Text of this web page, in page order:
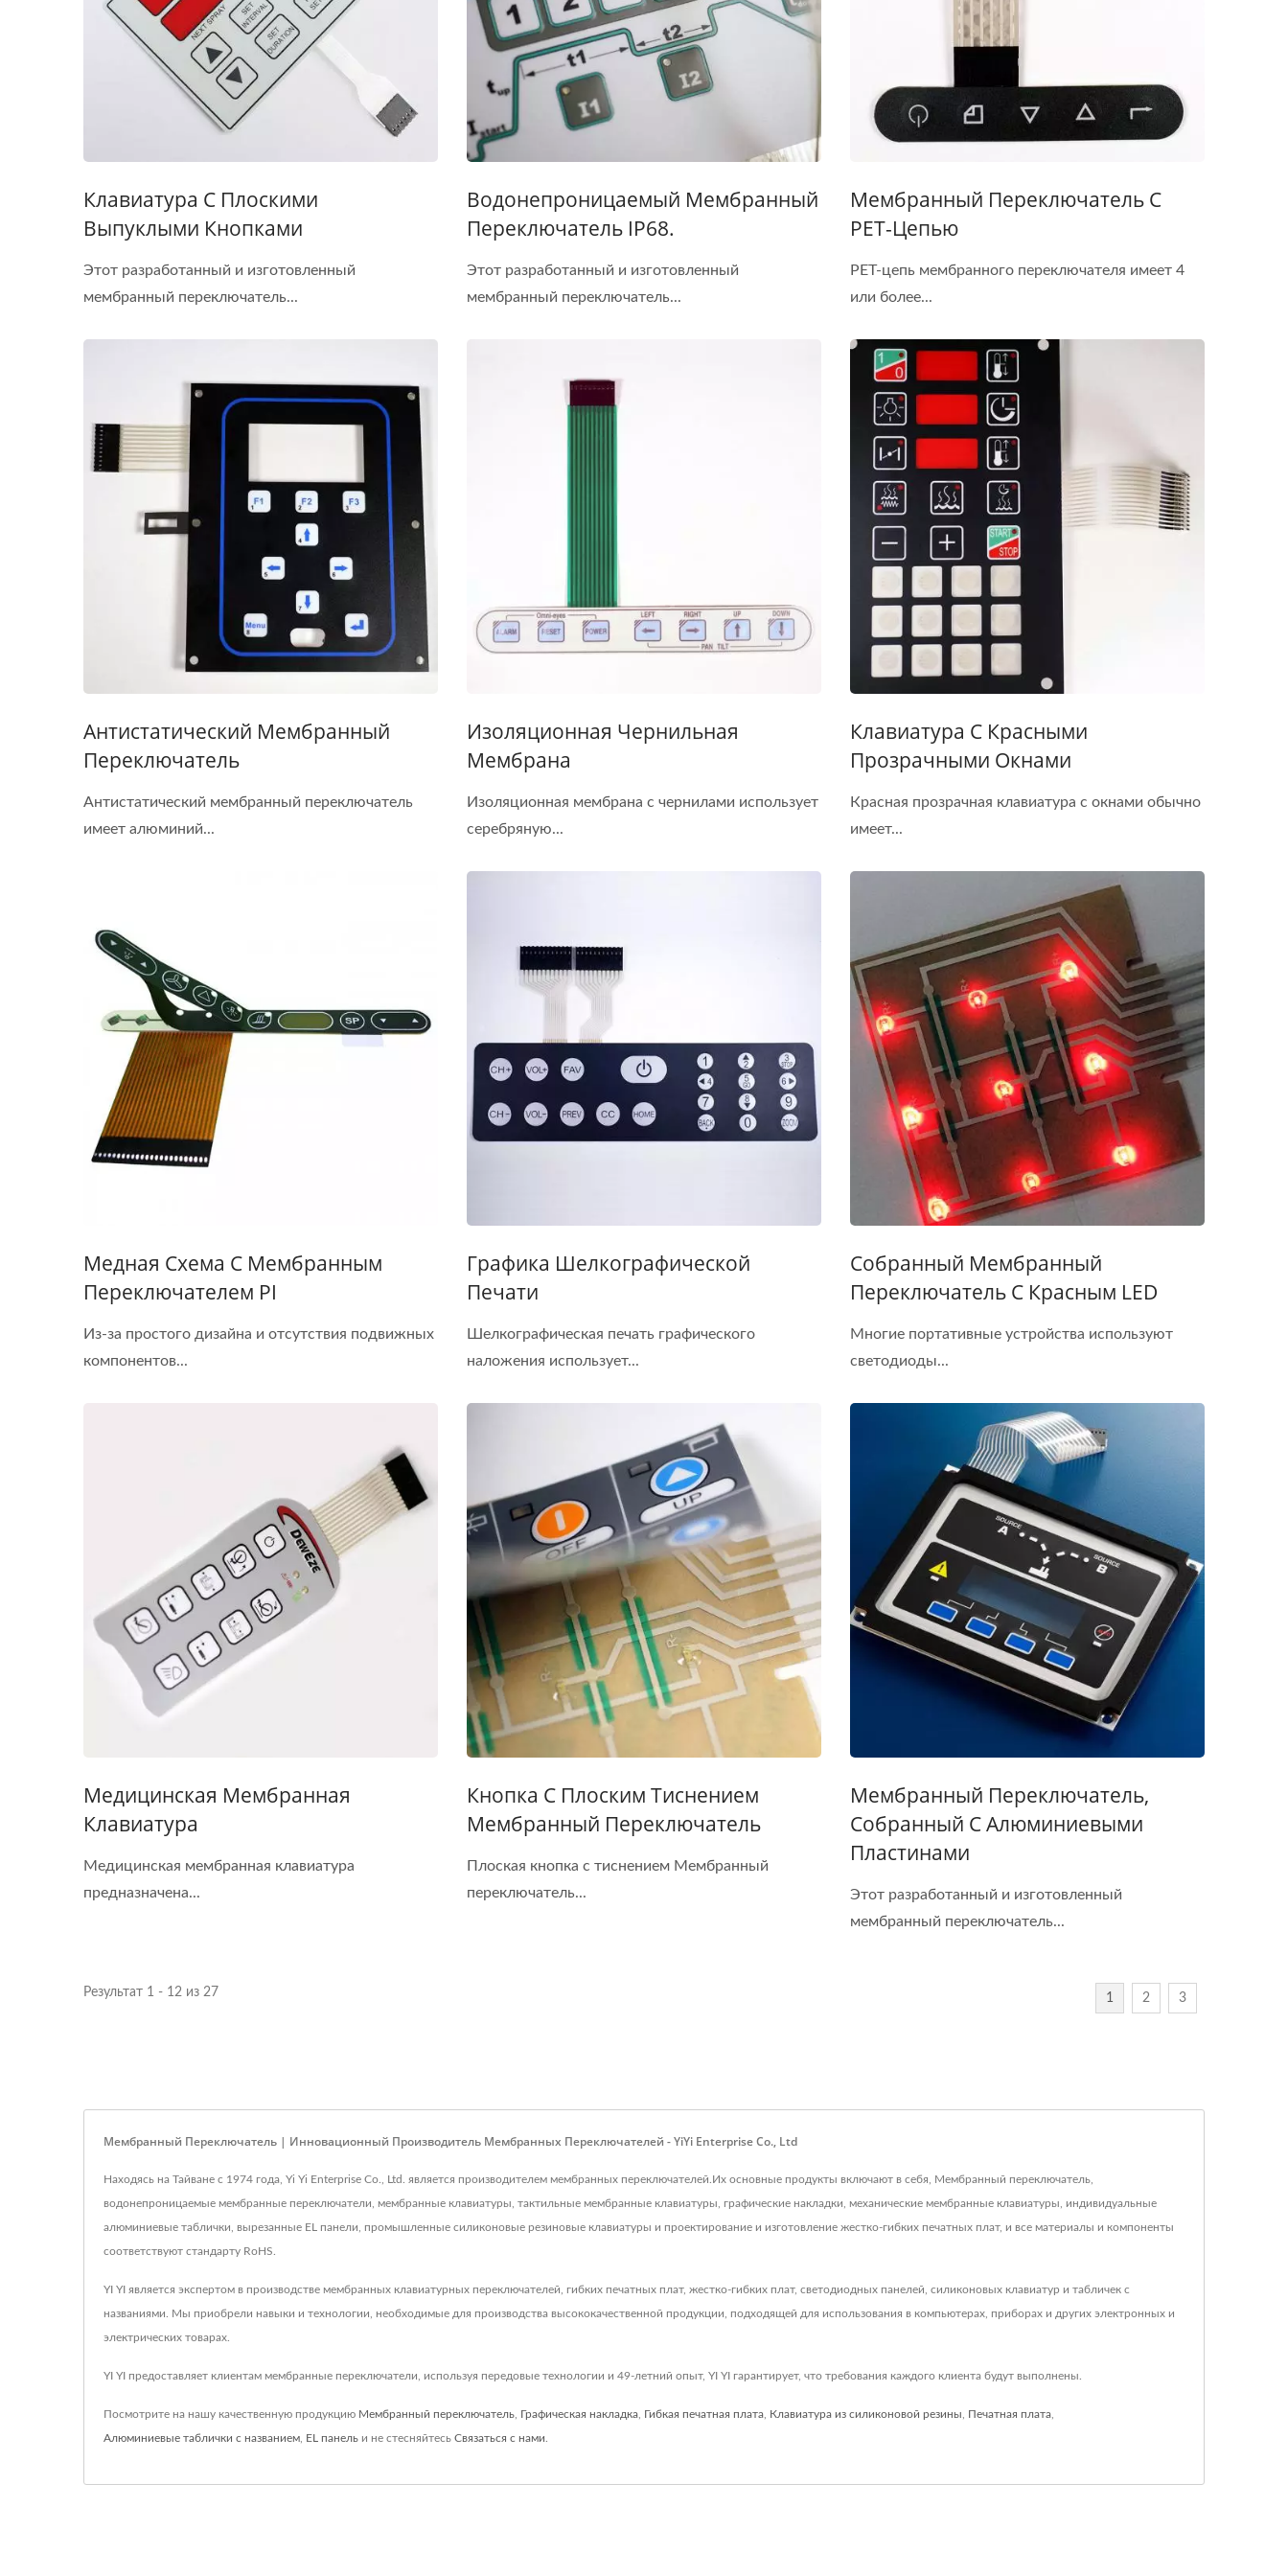
Клавиатура С Плоскими
Выпуклыми Кнопками
Этот разработанный и изготовленный
мембранный переключатель...
Водонепроницаемый Мембранный
Переключатель IP68.
Этот разработанный и изготовленный
мембранный переключатель...
Мембранный Переключатель С
PET-Цепью
PET-цепь мембранного переключателя имеет 4
или более...
Антистатический Мембранный
Переключатель
Антистатический мембранный переключатель
имеет алюминий...
Изоляционная Чернильная
Мембрана
Изоляционная мембрана с чернилами использует
серебряную...
Клавиатура С Красными
Прозрачными Окнами
Красная прозрачная клавиатура с окнами обычно
имеет...
Медная Схема С Мембранным
Переключателем PI
Из-за простого дизайна и отсутствия подвижных
компонентов...
Графика Шелкографической
Печати
Шелкографическая печать графического
наложения использует...
Собранный Мембранный
Переключатель С Красным LED
Многие портативные устройства используют
светодиоды...
Медицинская Мембранная
Клавиатура
Медицинская мембранная клавиатура
предназначена...
Кнопка С Плоским Тиснением
Мембранный Переключатель
Плоская кнопка с тиснением Мембранный
переключатель...
Мембранный Переключатель,
Собранный С Алюминиевыми
Пластинами
Этот разработанный и изготовленный
мембранный переключатель...
Результат 1 - 12 из 27 1 2 3
Мембранный Переключатель | Инновационный Производитель Мембранных Переключателей - YiYi Enterprise Co., Ltd
Находясь на Тайване с 1974 года, Yi Yi Enterprise Co., Ltd. является производителем мембранных переключателей.Их основные продукты включают в себя, Мембранный переключатель,
водонепроницаемые мембранные переключатели, мембранные клавиатуры, тактильные мембранные клавиатуры, графические накладки, механические мембранные клавиатуры, индивидуальные
алюминиевые таблички, вырезанные EL панели, промышленные силиконовые резиновые клавиатуры и проектирование и изготовление жестко-гибких печатных плат, и все материалы и компоненты
соответствуют стандарту RoHS.
YI YI является экспертом в производстве мембранных клавиатурных переключателей, гибких печатных плат, жестко-гибких плат, светодиодных панелей, силиконовых клавиатур и табличек с
названиями. Мы приобрели навыки и технологии, необходимые для производства высококачественной продукции, подходящей для использования в компьютерах, приборах и других электронных и
электрических товарах.
YI YI предоставляет клиентам мембранные переключатели, используя передовые технологии и 49-летний опыт, YI YI гарантирует, что требования каждого клиента будут выполнены.
Посмотрите на нашу качественную продукцию Мембранный переключатель Графическая накладка Гибкая печатная плата Клавиатура из силиконовой резины Печатная плата
Алюминиевые таблички с названием EL панель и не стесняйтесь Связаться с нами